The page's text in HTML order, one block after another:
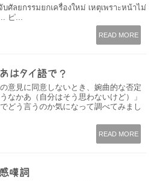
ศัลยกรรมยกเครื่องใหม่ เหตุเพราะหน้าไม่
ピ...
READ MORE
はタイ語で？
意見に同意しないとき、婉曲的な否定
なかあ（自分はそう思わないけど）」
どう言うのか気になって調べてみまし
READ MORE
嘆詞